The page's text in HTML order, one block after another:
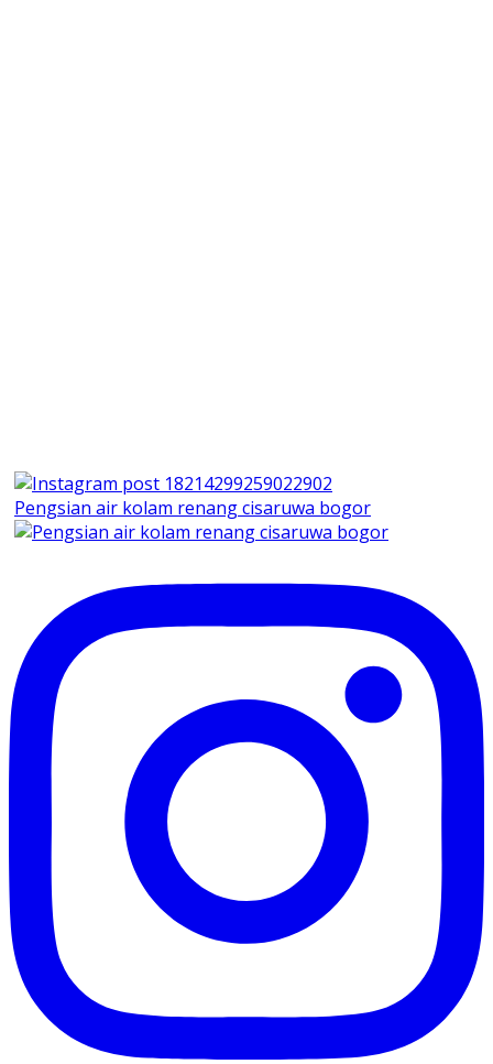
Pengsian air kolam renang cisaruwa bogor